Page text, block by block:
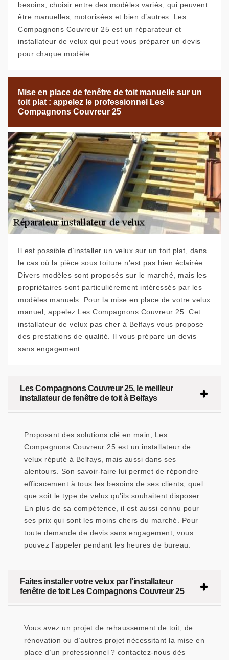
besoins, choisir entre des modèles variés, qui peuvent
être manuelles, motorisées et bien d’autres. Les
Compagnons Couvreur 25 est un réparateur et
installateur de velux qui peut vous préparer un devis
pour chaque modèle.
Mise en place de fenêtre de toit manuelle sur un
toit plat : appelez le professionnel Les
Compagnons Couvreur 25
Il est possible d’installer un velux sur un toit plat, dans
le cas où la pièce sous toiture n’est pas bien éclairée.
Divers modèles sont proposés sur le marché, mais les
propriétaires sont particulièrement intéressés par les
modèles manuels. Pour la mise en place de votre velux
manuel, appelez Les Compagnons Couvreur 25. Cet
installateur de velux pas cher à Belfays vous propose
des prestations de qualité. Il vous prépare un devis
sans engagement.
Les Compagnons Couvreur 25, le meilleur
installateur de fenêtre de toit à Belfays
Proposant des solutions clé en main, Les
Compagnons Couvreur 25 est un installateur de
velux réputé à Belfays, mais aussi dans ses
alentours. Son savoir-faire lui permet de répondre
efficacement à tous les besoins de ses clients, quel
que soit le type de velux qu’ils souhaitent disposer.
En plus de sa compétence, il est aussi connu pour
ses prix qui sont les moins chers du marché. Pour
toute demande de devis sans engagement, vous
pouvez l’appeler pendant les heures de bureau.
Faites installer votre velux par l’installateur
fenêtre de toit Les Compagnons Couvreur 25
Vous avez un projet de rehaussement de toit, de
rénovation ou d’autres projet nécessitant la mise en
place d’un professionnel ? contactez-nous dès